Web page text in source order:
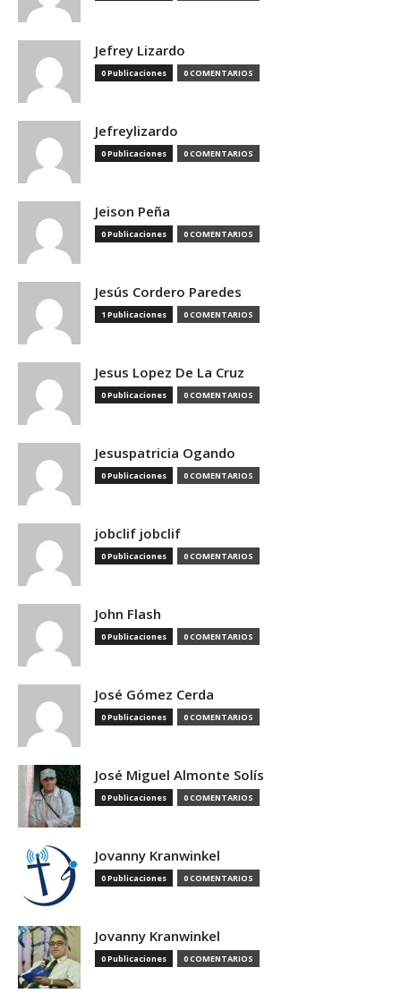
Jefrey Lizardo
0 Publicaciones 0 COMENTARIOS
Jefreylizardo
0 Publicaciones 0 COMENTARIOS
Jeison Peña
0 Publicaciones 0 COMENTARIOS
Jesús Cordero Paredes
1 Publicaciones 0 COMENTARIOS
Jesus Lopez De La Cruz
0 Publicaciones 0 COMENTARIOS
Jesuspatricia Ogando
0 Publicaciones 0 COMENTARIOS
jobclif jobclif
0 Publicaciones 0 COMENTARIOS
John Flash
0 Publicaciones 0 COMENTARIOS
José Gómez Cerda
0 Publicaciones 0 COMENTARIOS
José Miguel Almonte Solís
0 Publicaciones 0 COMENTARIOS
Jovanny Kranwinkel
0 Publicaciones 0 COMENTARIOS
Jovanny Kranwinkel
0 Publicaciones 0 COMENTARIOS